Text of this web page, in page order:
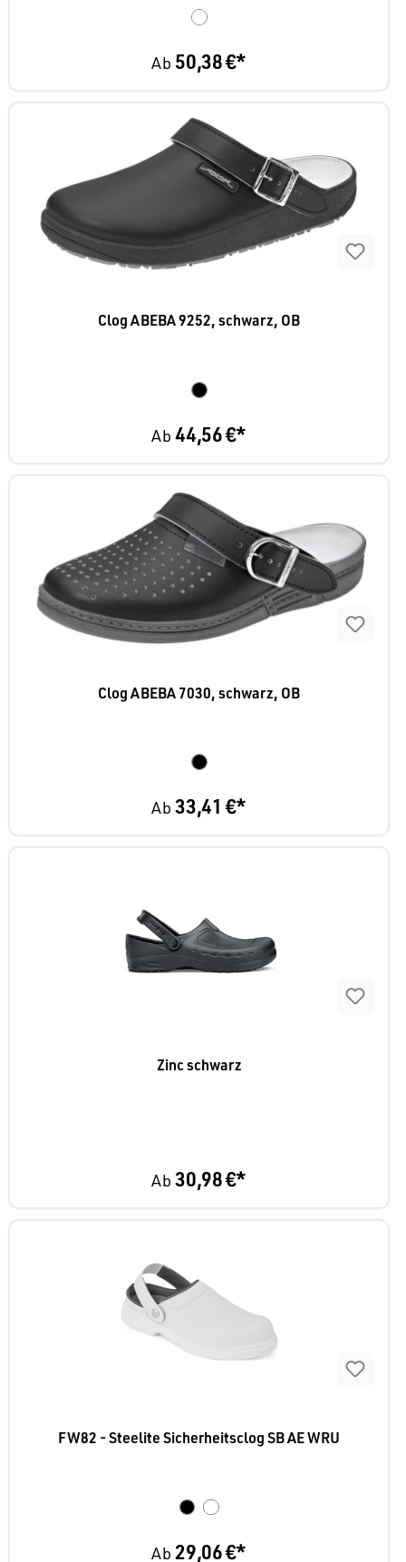
Ab 50,38 €*
Clog ABEBA 9252, schwarz, OB
Ab44,56 €*
Clog ABEBA 7030, schwarz, OB
Ab33,41 €*
Zinc schwarz
Ab30,98 €*
FW82 - Steelite Sicherheitsclog SB AE WRU
Ab29,06 €*